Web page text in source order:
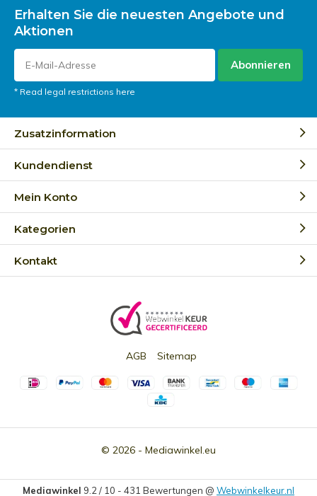
Erhalten Sie die neuesten Angebote und
Aktionen
Abonnieren
* Read legal restrictions here
Zusatzinformation
Kundendienst
Mein Konto
Kategorien
Kontakt
© 2026 - Mediawinkel.eu
AGB Sitemap
Mediawinkel 9.2 / 10 - 431 Bewertungen @ Webwinkelkeur.nl